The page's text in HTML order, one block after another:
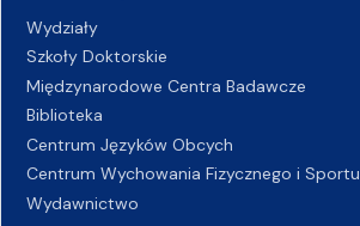
Wydziały
Szkoły Doktorskie
Międzynarodowe Centra Badawcze
Biblioteka
Centrum Języków Obcych
Centrum Wychowania Fizycznego i Sportu
Wydawnictwo